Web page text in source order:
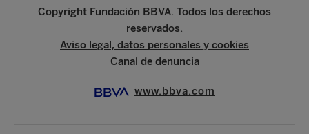
Copyright Fundación BBVA. Todos los derechos
reservados.
Aviso legal, datos personales y cookies
Canal de denuncia
www.bbva.com